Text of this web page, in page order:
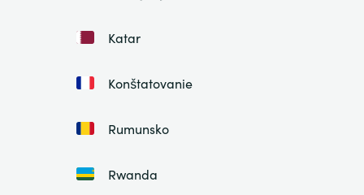
Katar
Konštatovanie
Rumunsko
Rwanda